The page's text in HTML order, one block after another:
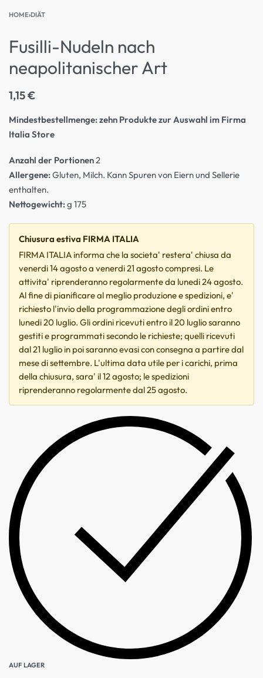
HOME›DIÄT
Fusilli-Nudeln nach
neapolitanischer Art
1,15€
Mindestbestellmenge: zehn Produkte zur Auswahl im Firma
Italia Store
Anzahl der Portionen2
Allergene:Gluten, Milch. Kann Spuren von Eiern und Sellerie
enthalten.
Nettogewicht:g 175
Chiusura estiva FIRMA ITALIA
FIRMA ITALIA informa che la societa' restera' chiusa da
venerdi 14 agosto a venerdi 21 agosto compresi. Le
attivita' riprenderanno regolarmente da lunedi 24 agosto.
Al fine di pianificare al meglio produzione e spedizioni, e'
richiesto l'invio della programmazione degli ordini entro
lunedi 20 luglio. Gli ordini ricevuti entro il 20 luglio saranno
gestiti e programmati secondo le richieste; quelli ricevuti
dal 21 luglio in poi saranno evasi con consegna a partire dal
mese di settembre. L'ultima data utile per i carichi, prima
della chiusura, sara' il 12 agosto; le spedizioni
riprenderanno regolarmente dal 25 agosto.
AUF LAGER